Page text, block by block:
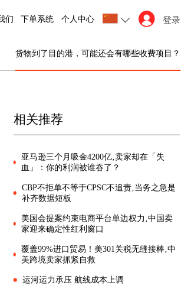
们 下单系统 个人中心 登录
货物到了目的港，可能还会有哪些收费项目？
相关推荐
亚马逊三个月吸金4200亿‚卖家却在「失
血」：你的利润被谁吞了？
CBP不拒单不等于CPSC不追责‚当务之急是
补齐数据短板
美国会提案约束电商平台单边权力‚中国卖
家迎来确定性红利窗口
覆盖99%进口贸易！美301关税无缝接棒‚中
美跨境卖家抓紧自救
运河运力承压 航线成本上调